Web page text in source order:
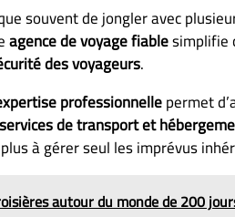
souvent de jongler avec
agence de voyage fiablesimplifie
des voyageurs.
professionnellepermet
services de transport et
à gérer seul les imprévus
autour du monde de 200